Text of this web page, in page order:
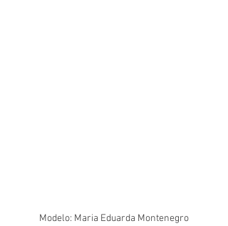
Modelo: Maria Eduarda Montenegro